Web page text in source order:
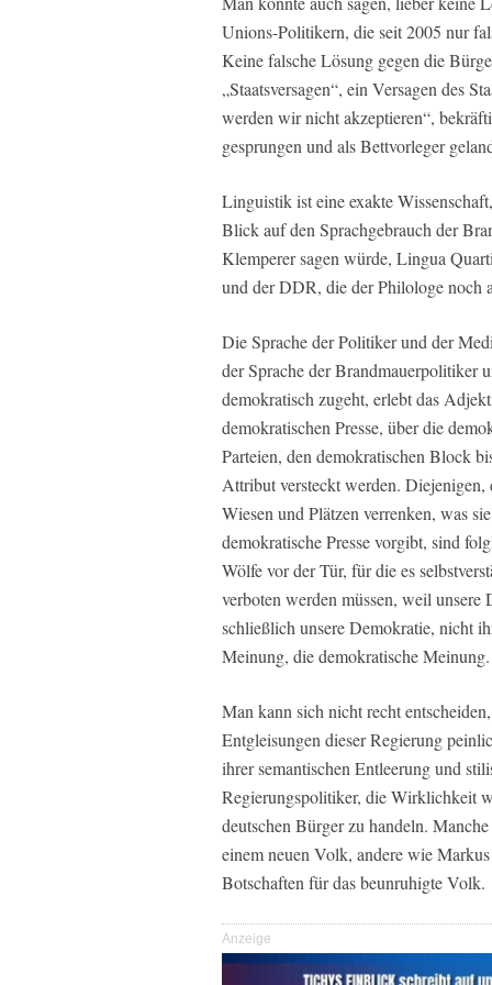
Unions-Politikern, die seit 2005 nur
Keine falsche Lösung gegen die
„Staatsversagen“, ein Versagen des
werden wir nicht akzeptieren“,
gesprungen und als Bettvorleger
Linguistik ist eine exakte
Blick auf den Sprachgebrauch der
Klemperer sagen würde, Lingua
und der DDR, die der Philologe noch
Die Sprache der Politiker und der
der Sprache der Brandmauerpolitiker
demokratisch zugeht, erlebt das
demokratischen Presse, über die
Parteien, den demokratischen Block
Attribut versteckt werden.
Wiesen und Plätzen verrenken, was
demokratische Presse vorgibt, sind
Wölfe vor der Tür, für die es
verboten werden müssen, weil
schließlich unsere Demokratie, nicht
Meinung, die demokratische Meinung.
Man kann sich nicht recht
Entgleisungen dieser Regierung
ihrer semantischen Entleerung und
Regierungspolitiker, die Wirklichkeit
deutschen Bürger zu handeln.
einem neuen Volk, andere wie
Botschaften für das beunruhigte Volk.
Anzeige